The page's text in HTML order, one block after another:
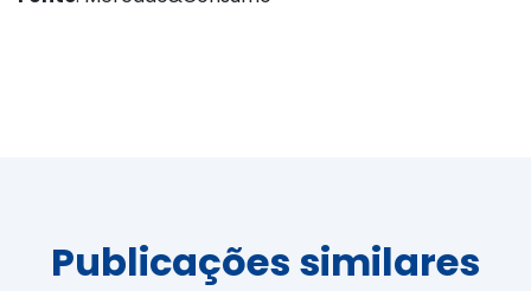
Publicações similares